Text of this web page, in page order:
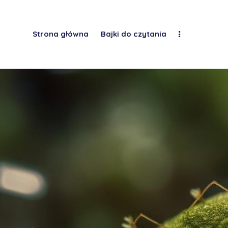
Strona główna Bajki do czytania